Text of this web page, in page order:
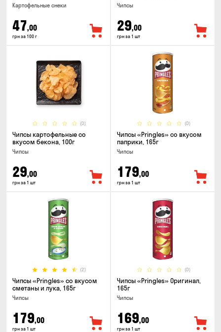
Картофельные снеки
47,00
грн за 100 г
Чипсы
29,00
грн за 1 шт
(0)
Чипсы картофельные со
вкусом бекона, 100г
Чипсы
29,00
грн за 1 шт
(0)
Чипсы «Pringles» со вкусом
паприки, 165г
Чипсы
179,00
грн за 1 шт
(2)
Чипсы «Pringles» со вкусом
сметаны и лука, 165г
Чипсы
179,00
грн за 1 шт
(0)
Чипсы «Pringles» Оригинал,
165г
Чипсы
169,00
грн за 1 шт